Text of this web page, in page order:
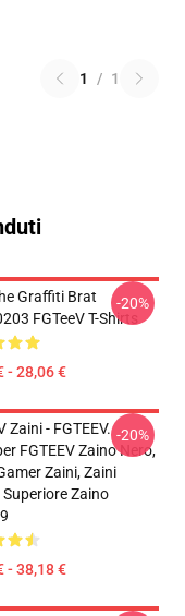
1 / 1
Graffiti Brat
FGTeeV T-Shirts
- 28,06 €
-20%
Zaini - FGTEEV.
FGTEEV Zaino Nero,
Zaini, Zaini
Zaino
- 38,18 €
-20%